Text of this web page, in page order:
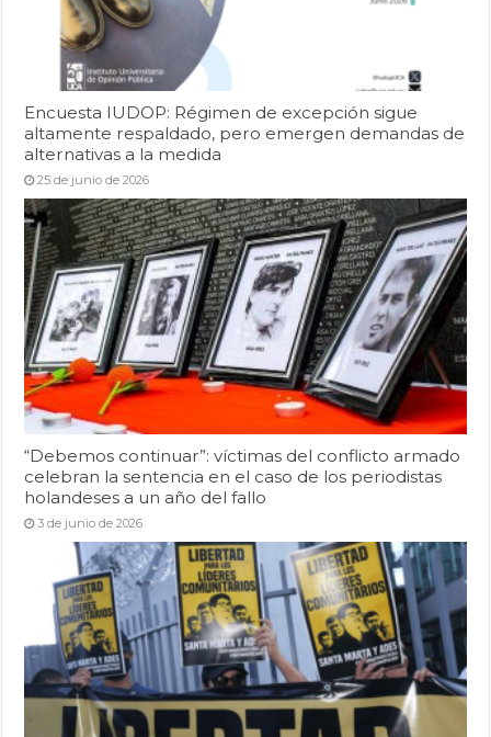
Encuesta IUDOP: Régimen de excepción sigue
altamente respaldado, pero emergen demandas de
alternativas a la medida
25 de junio de 2026
“Debemos continuar”: víctimas del conflicto armado
celebran la sentencia en el caso de los periodistas
holandeses a un año del fallo
3 de junio de 2026